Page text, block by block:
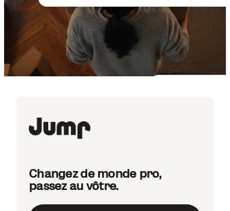
Changez de monde pro,
passez au vôtre.